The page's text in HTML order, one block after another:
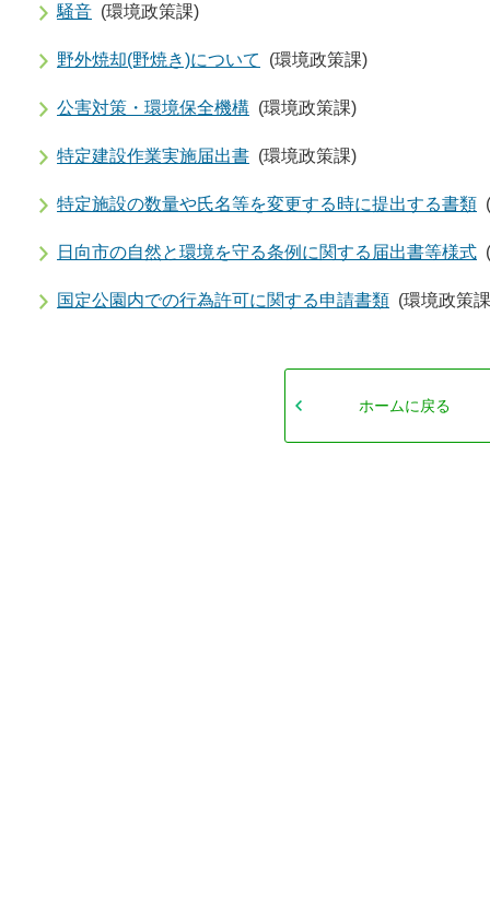
騒音 (環境政策課)
野外焼却(野焼き)について (環境政策課)
公害対策・環境保全機構 (環境政策課)
特定建設作業実施届出書 (環境政策課)
特定施設の数量や氏名等を変更する時に提出する書類
日向市の自然と環境を守る条例に関する届出書等様式
国定公園内での行為許可に関する申請書類 (環境政策
ホームに戻る